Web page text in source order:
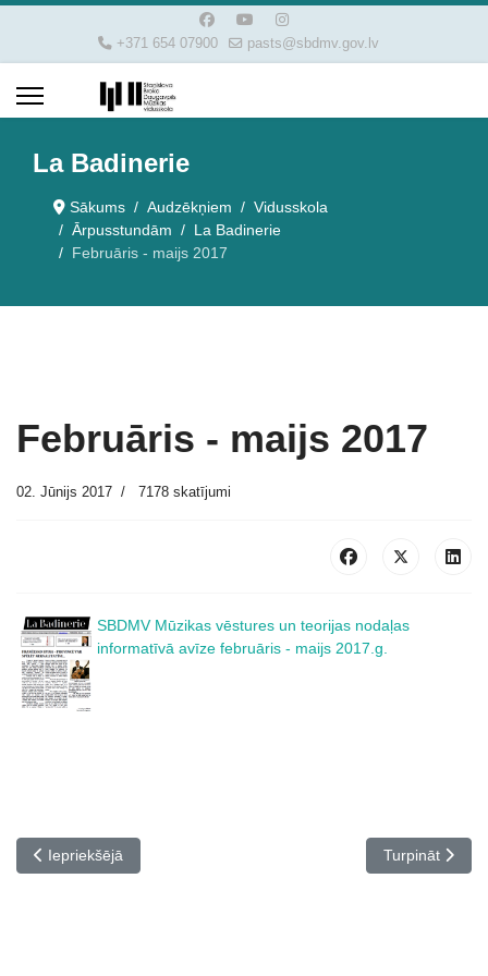
+371 654 07900 pasts@sbdmv.gov.lv
La Badinerie
Sākums Audzēkņiem
Vidusskola
Ārpusstundām
La Badinerie
Februāris - maijs 2017
Februāris - maijs 2017
02. Jūnijs 2017 7178 skatījumi
SBDMV Mūzikas vēstures un teorijas nodaļas
informatīvā avīze februāris - maijs 2017.g.
Iepriekšējais raksts: "La Badinerie" Novembris 2017
Iepriekšējā Nākamais
Turpināt